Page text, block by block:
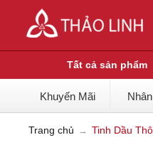
Tất cả sản phẩm
Khuyến Mãi
Trang chủ Tinh Dầu